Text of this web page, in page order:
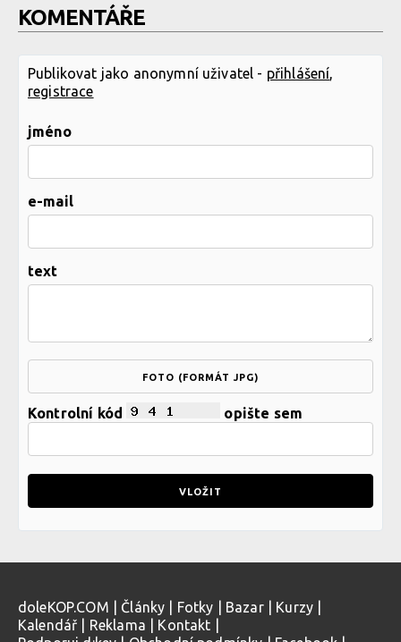
KOMENTÁŘE
Publikovat jako anonymní uživatel - přihlášení,
registrace
jméno
e-mail
text
FOTO (FORMÁT JPG)
Kontrolní kód opište sem
doleKOP.COM Články Fotky Bazar| Kurzy
Kalendář
Reklama Kontakt